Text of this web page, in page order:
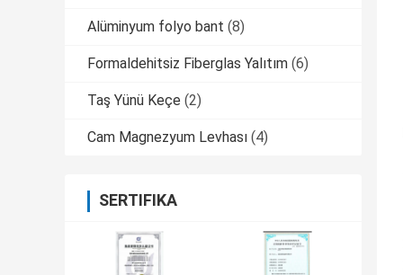
Alüminyum folyo bant (8)
Formaldehitsiz Fiberglas Yalıtım (6)
Taş Yünü Keçe (2)
Cam Magnezyum Levhası (4)
SERTIFIKA